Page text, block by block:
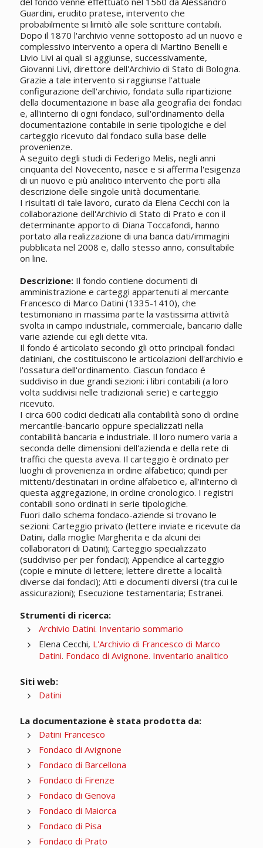
Guardini, erudito pratese, intervento che
probabilmente si limitò alle sole scritture contabili.
Dopo il 1870 l'archivio venne sottoposto ad un nuovo e
complessivo intervento a opera di Martino Benelli e
Livio Livi ai quali si aggiunse, successivamente,
Giovanni Livi, direttore dell'Archivio di Stato di Bologna.
Grazie a tale intervento si raggiunse l'attuale
configurazione dell'archivio, fondata sulla ripartizione
della documentazione in base alla geografia dei fondaci
e, all'interno di ogni fondaco, sull'ordinamento della
documentazione contabile in serie tipologiche e del
carteggio ricevuto dal fondaco sulla base delle
provenienze.
A seguito degli studi di Federigo Melis, negli anni
cinquanta del Novecento, nasce e si afferma l'esigenza
di un nuovo e più analitico intervento che porti alla
descrizione delle singole unità documentarie.
I risultati di tale lavoro, curato da Elena Cecchi con la
collaborazione dell'Archivio di Stato di Prato e con il
determinante apporto di Diana Toccafondi, hanno
portato alla realizzazione di una banca dati/immagini
pubblicata nel 2008 e, dallo stesso anno, consultabile
on line.
Descrizione:Il fondo contiene documenti di
amministrazione e carteggi appartenuti al mercante
Francesco di Marco Datini (1335-1410), che
testimoniano in massima parte la vastissima attività
svolta in campo industriale, commerciale, bancario dalle
varie aziende cui egli dette vita.
Il fondo é articolato secondo gli otto principali fondaci
datiniani, che costituiscono le articolazioni dell'archivio e
l'ossatura dell'ordinamento. Ciascun fondaco é
suddiviso in due grandi sezioni: i libri contabili (a loro
volta suddivisi nelle tradizionali serie) e carteggio
ricevuto.
I circa 600 codici dedicati alla contabilità sono di ordine
mercantile-bancario oppure specializzati nella
contabilità bancaria e industriale. Il loro numero varia a
seconda delle dimensioni dell'azienda e della rete di
traffici che questa aveva. Il carteggio è ordinato per
luoghi di provenienza in ordine alfabetico; quindi per
mittenti/destinatari in ordine alfabetico e, all'interno di
questa aggregazione, in ordine cronologico. I registri
contabili sono ordinati in serie tipologiche.
Fuori dallo schema fondaco-aziende si trovano le
sezioni: Carteggio privato (lettere inviate e ricevute da
Datini, dalla moglie Margherita e da alcuni dei
collaboratori di Datini); Carteggio specializzato
(suddiviso per per fondaci); Appendice al carteggio
(copie e minute di lettere; lettere dirette a località
diverse dai fondaci); Atti e documenti diversi (tra cui le
assicurazioni); Esecuzione testamentaria; Estranei.
Strumenti di ricerca:
Archivio Datini. Inventario sommario
Elena Cecchi, L'Archivio di Francesco di Marco
Datini. Fondaco di Avignone. Inventario analitico
Siti web:
Datini
La documentazione è stata prodotta da:
Datini Francesco
Fondaco di Avignone
Fondaco di Barcellona
Fondaco di Firenze
Fondaco di Genova
Fondaco di Maiorca
Fondaco di Pisa
Fondaco di Prato